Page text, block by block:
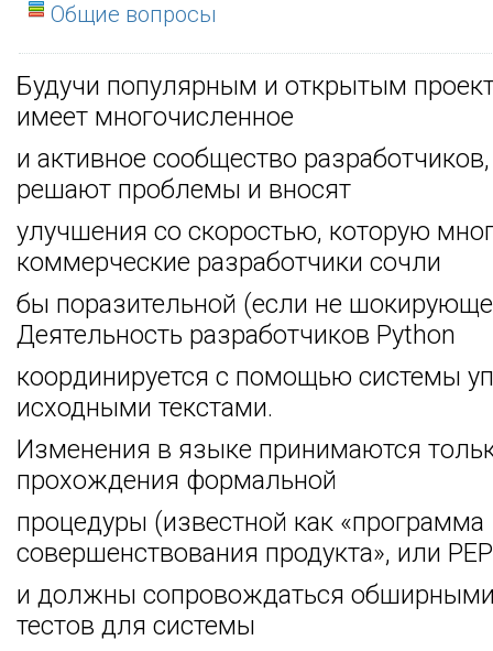
Общие вопросы
Будучи популярным и открытым
имеет многочисленное
и активное сообщество
решают проблемы и вносят
улучшения со скоростью, которую
коммерческие разработчики сочли
бы поразительной (если не
Деятельность разработчиков Python
координируется с помощью системы
исходными текстами.
Изменения в языке принимаются
прохождения формальной
процедуры (известной как «программа
совершенствования продукта», или
и должны сопровождаться
тестов для системы